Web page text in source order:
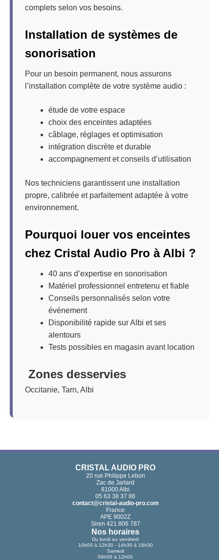
complets selon vos besoins.
Installation de systèmes de
sonorisation
Pour un besoin permanent, nous assurons
l’installation complète de votre système audio :
étude de votre espace
choix des enceintes adaptées
câblage, réglages et optimisation
intégration discrète et durable
accompagnement et conseils d’utilisation
Nos techniciens garantissent une installation
propre, calibrée et parfaitement adaptée à votre
environnement.
Pourquoi louer vos enceintes
chez Cristal Audio Pro à Albi ?
40 ans d’expertise en sonorisation
Matériel professionnel entretenu et fiable
Conseils personnalisés selon votre
événement
Disponibilité rapide sur Albi et ses
alentours
Tests possibles en magasin avant location
Zones desservies
Occitanie, Tarn, Albi
CRISTAL AUDIO PRO
20 rue Philippe Lebon
Zac de Jarlard
81000 Albi
05 63 38 37 86
contact@cristal-audio-pro.com
France
APE 9002Z
Siren 421 806 787
Nos horaires
Du lundi au vendredi
10h00 à 12h30 - 14h30 à 18h30
Samedi
09h00 à 12h00